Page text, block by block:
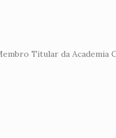
Titular da Academia